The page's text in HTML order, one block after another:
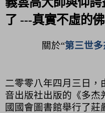
了 ---真實不虛的
關於“第三世
二零零八年四月三日，
音出版社出版的《多杰
國國會圖書館舉行了莊